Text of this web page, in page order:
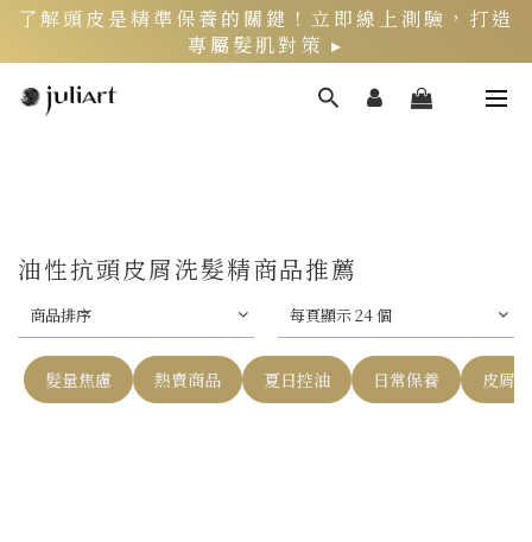
了解頭皮是精準保養的關鍵！立即線上測驗，打造
專屬髮肌對策 ▸
新客限定》LINE官方綁定會員，再領$200折價券
油性抗頭皮屑洗髮精商品推薦
商品排序 每頁顯示 24 個
髮量焦慮 熱賣商品 夏日控油 日常保養 皮屑